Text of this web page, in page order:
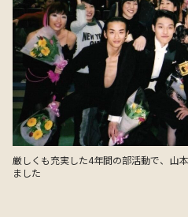
厳しくも充実した4年間の部活動で、山
ました